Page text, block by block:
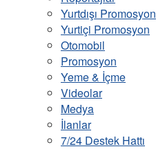
Yurtdışı Promosyon
Yurtiçi Promosyon
Otomobil
Promosyon
Yeme & İçme
Videolar
Medya
İlanlar
7/24 Destek Hattı